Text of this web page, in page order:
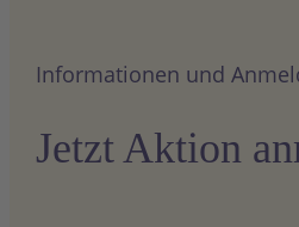
Informationen und
Jetzt Aktion